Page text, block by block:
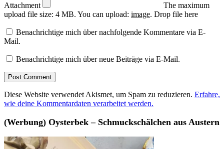
Attachment
The maximum
upload file size: 4 MB. You can upload: image. Drop file here
Benachrichtige mich über nachfolgende Kommentare via E-
Mail.
Benachrichtige mich über neue Beiträge via E-Mail.
Diese Website verwendet Akismet, um Spam zu reduzieren. Erfahre,
wie deine Kommentardaten verarbeitet werden.
(Werbung) Oysterbek – Schmuckschälchen aus Austern